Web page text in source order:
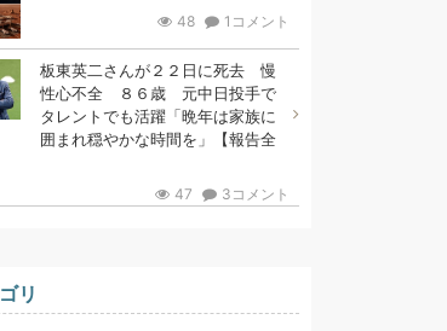
48 1コメント
板東英二さんが２２日に死去 慢
性心不全 ８６歳 元中日投手で
タレントでも活躍「晩年は家族に
囲まれ穏やかな時間を」【報告全
47 3コメント
リ